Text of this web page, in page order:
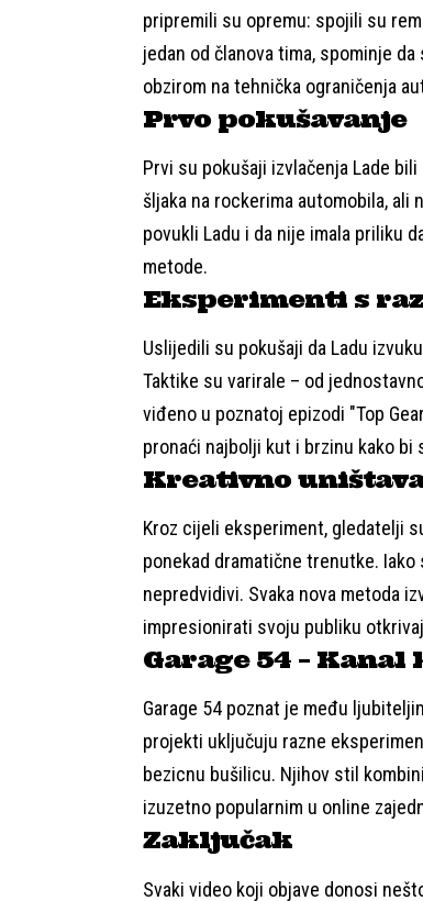
pripremili su opremu: spojili su
jedan od članova tima, spominje
obzirom na tehnička ograničenja
Prvo pokušavanje
Prvi su pokušaji izvlačenja Lade
šljaka na rockerima automobila,
povukli Ladu i da nije imala priliku
metode.
Eksperimenti s
Uslijedili su pokušaji da Ladu
Taktike su varirale – od
viđeno u poznatoj epizodi "Top
pronaći najbolji kut i brzinu kako
Kreativno
Kroz cijeli eksperiment, gledatelji
ponekad dramatične trenutke.
nepredvidivi. Svaka nova metoda
impresionirati svoju publiku
Garage 54 –
Garage 54 poznat je među
projekti uključuju razne
bezicnu bušilicu. Njihov stil
izuzetno popularnim u online
Zaključak
Svaki video koji objave donosi